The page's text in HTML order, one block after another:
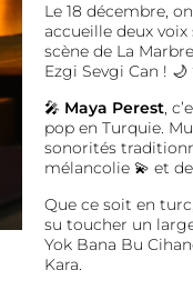
Le 18 décembre,
accueille deux
scène de La
Ezgi Sevgi Can ! 🌙
🎤 Maya Perest,
pop en Turquie.
sonorités
mélancolie 💫 et
Que ce soit en
su toucher un
Yok Bana Bu
Kara.